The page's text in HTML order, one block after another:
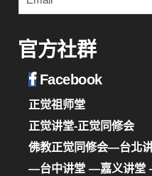
官方社群
Facebook
正觉祖师堂
正觉讲堂-正觉同修会
佛教正觉同修会—台北
—台中讲堂 —嘉义讲堂